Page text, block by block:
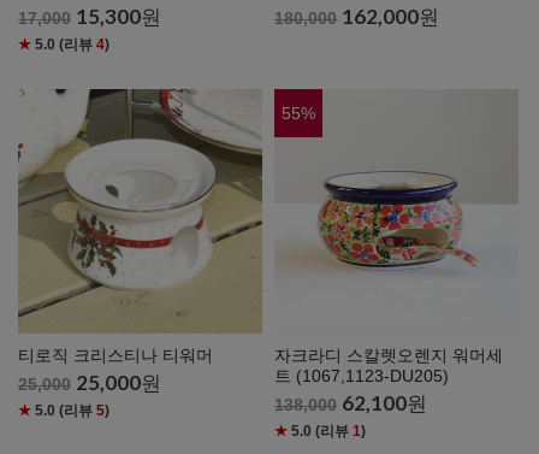
17,000 15,300원
★ 5.0 (리뷰 4)
180,000 162,000원
티로직 크리스티나 티워머
25,000 25,000원
★ 5.0 (리뷰 5)
55%
자크라디 스칼렛오렌지 워머세
트 (1067,1123-DU205)
138,000 62,100원
★ 5.0 (리뷰 1)